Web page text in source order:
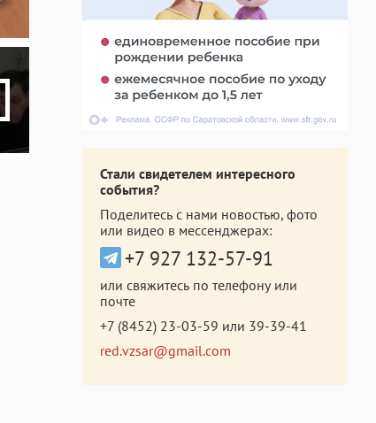
Стали свидетелем интересного
события?
Поделитесь с нами новостью, фото
или видео в мессенджерах:
+7 927 132-57-91
или свяжитесь по телефону или
почте
+7 (8452) 23-03-59 или 39-39-41
red.vzsar@gmail.com